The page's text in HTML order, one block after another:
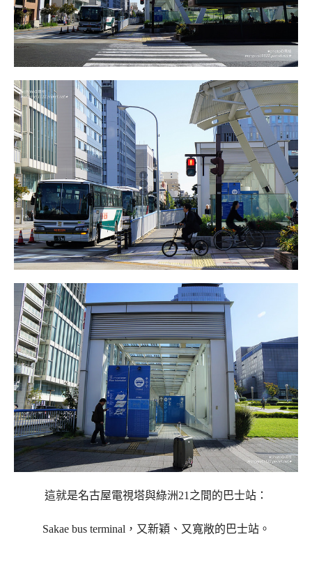
這就是名古屋電視塔與綠洲21之間的巴士站：
Sakae bus terminal， 又新穎、又寬敞的巴士站。